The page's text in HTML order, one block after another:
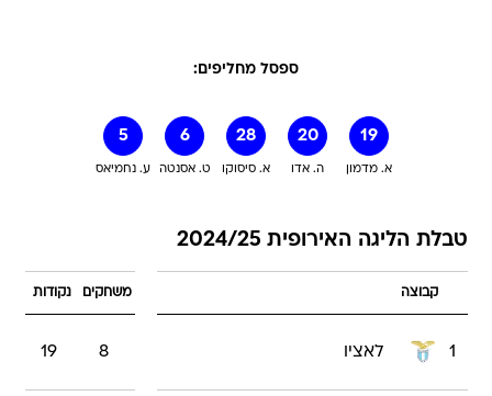
ספסל מחליפים:
5
ע. נחמיאס
6
ט. אסנטה
28
א. סיסוקו
20
ה. אדו
19
א. מדמון
טבלת הליגה האירופית 2024/25
קבוצה משחקים נקודות
1 לאציו 8
19